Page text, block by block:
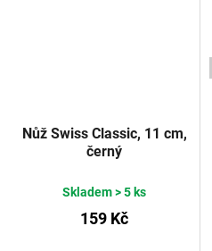
Nůž Swiss Classic, 11 cm,
černý
Skladem> 5 ks
159 Kč